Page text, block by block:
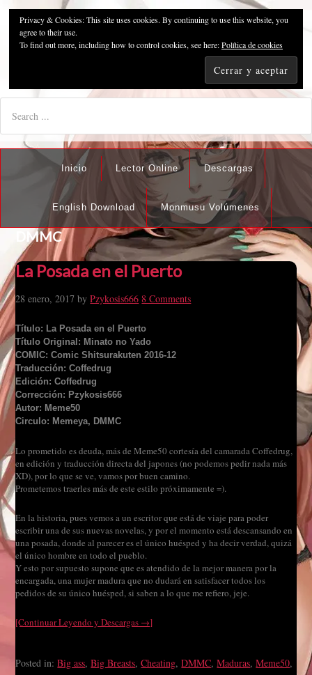
Pzykosis666HFansub
"I'm the best there is at what I do, but what I do best isn't very
Inicio Lector Online Descargas
English Download Monmusu Volúmenes
DMMC
La Posada en el Puerto
28 enero, 2017 byPzykosis666 8 Comments
Título: La Posada en el Puerto
Título Original: Minato no Yado
COMIC: Comic Shitsurakuten 2016-12
Traducción: Coffedrug
Edición: Coffedrug
Corrección: Pzykosis666
Autor: Meme50
Circulo: Memeya, DMMC
Lo prometido es deuda, más de Meme50 cortesía del camarada Coffedrug,
en edición y traducción directa del japones (no podemos pedir nada más
XD), por lo que se ve, vamos por buen camino.
Prometemos traerles más de este estilo próximamente =).
En la historia, pues vemos a un escritor que está de viaje para poder
escribir una de sus nuevas novelas, y por el momento está descansando en
una posada, donde al parecer es el único huésped y ha decir verdad, quizá
el único hombre en todo el pueblo.
Y esto por supuesto supone que es atendido de la mejor manera por la
encargada, una mujer madura que no dudará en satisfacer todos los
pedidos de su único huésped, si saben a lo que me refiero, jeje.
[Continuar Leyendo y Descargas →]
Posted in:Big ass,Big Breasts,Cheating,DMMC,Maduras,Meme50,
Privacy & Cookies: This site uses cookies. By continuing to use this website, you
agree to their use.
To find out more, including how to control cookies, see here:Política de cookies